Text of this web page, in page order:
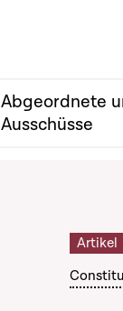
Abgeordnete
Ausschüsse
Artikel